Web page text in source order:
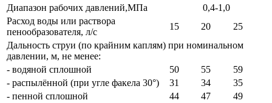
Диапазон рабочих давлений,МПа
0,4-1,0
Расход воды или раствора
пенообразователя, л/с
15 20
25
Дальность струи (по крайним каплям) при номинальном
давлении, м, не менее:
- водяной сплошной
50 55
59
- распылённой (при угле факела 30°)
31 34
35
- пенной сплошной
44 47
49